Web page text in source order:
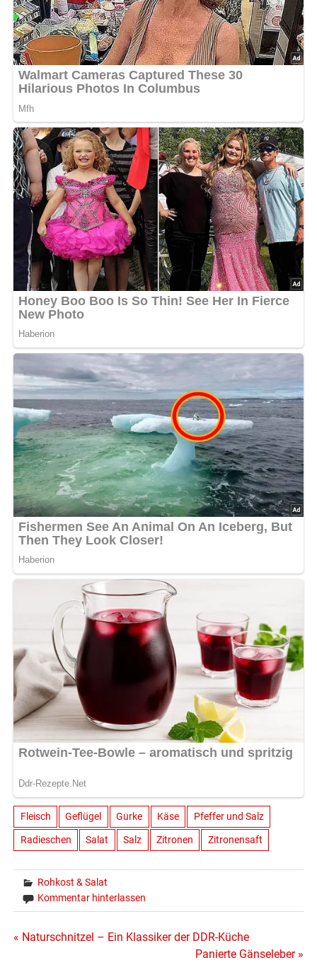
Fleisch Geflügel Gurke Käse Pfeffer und Salz
Radieschen Salat Salz Zitronen Zitronensaft
Rohkost & Salat
Kommentar hinterlassen
Beitragsnavigation
« Naturschnitzel – Ein Klassiker der DDR-Küche
Panierte Gänseleber »